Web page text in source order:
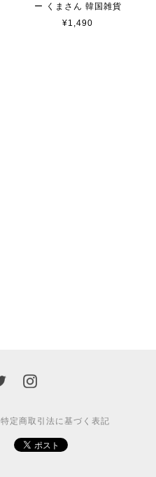
ー くまさん 韓国雑貨
¥1,490
特定商取引法に基づく表記